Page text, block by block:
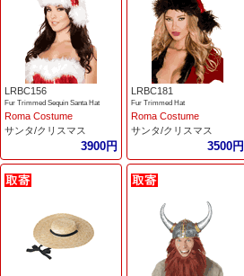
LRBC156
Fur Trimmed Sequin Santa Hat
Roma Costume
サンタ/クリスマス
3900円
LRBC181
Fur Trimmed Hat
Roma Costume
サンタ/クリスマス
3500円